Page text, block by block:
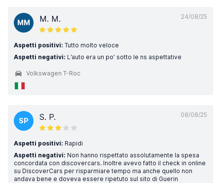
24/08/25
MM M. M.
Aspetti positivi: Tutto molto veloce
Aspetti negativi: L’auto era un po’ sotto le ns aspettative
Volkswagen T-Roc
08/08/25
SP S. P.
Aspetti positivi: Rapidi
Aspetti negativi: Non hanno rispettato assolutamente la spesa
concordata con discovercars. Inoltre avevo fatto il check in online
su DiscoverCars per risparmiare tempo ma anche quello non
andava bene e doveva essere ripetuto sul sito di Guerin